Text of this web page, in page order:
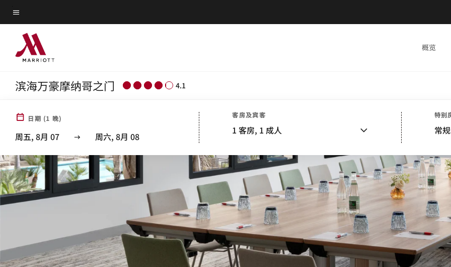
Skip
to
main
content
菜单文本
概览
滨海万豪摩纳哥之门 4.1
日期 (1 晚)
周五, 8月 07 周六, 8月 08
客房及宾客
1 客房, 1 成人
特别
常